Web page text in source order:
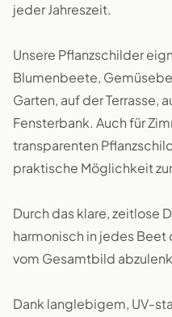
jeder Jahreszeit.
Unsere Pflanzschilder
Blumenbeete,
Garten, auf der Terrasse,
Fensterbank. Auch für
transparenten
praktische Möglichkeit
Durch das klare, zeitlose
harmonisch in jedes Beet
vom Gesamtbild
Dank langlebigem, UV-